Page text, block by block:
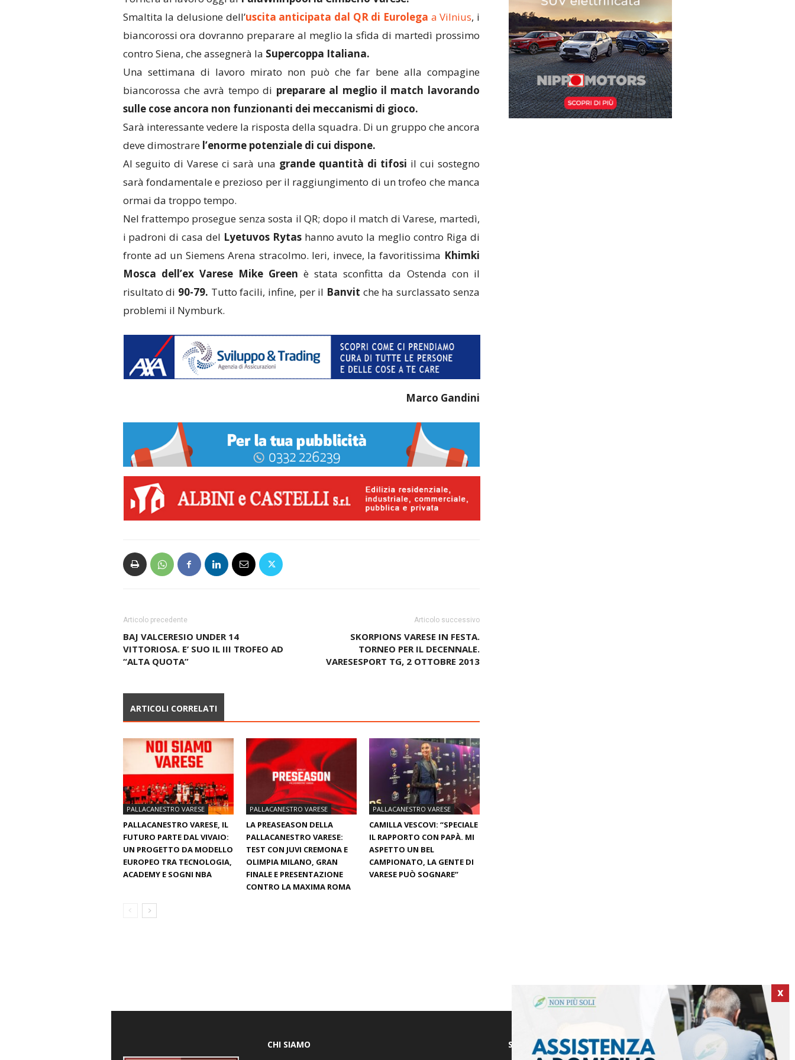
Smaltita la delusione dell’uscita anticipata dal QR di Eurolega a Vilnius, i
biancorossi ora dovranno preparare al meglio la sfida di martedì prossimo
contro Siena, che assegnerà la Supercoppa Italiana.
Una settimana di lavoro mirato non può che far bene alla compagine
biancorossa che avrà tempo di preparare al meglio il match lavorando
sulle cose ancora non funzionanti dei meccanismi di gioco.
Sarà interessante vedere la risposta della squadra. Di un gruppo che ancora
deve dimostrare l’enorme potenziale di cui dispone.
Al seguito di Varese ci sarà una grande quantità di tifosi il cui sostegno
sarà fondamentale e prezioso per il raggiungimento di un trofeo che manca
ormai da troppo tempo.
Nel frattempo prosegue senza sosta il QR; dopo il match di Varese, martedì,
i padroni di casa del Lyetuvos Rytashanno avuto la meglio contro Riga di
fronte ad un Siemens Arena stracolmo. Ieri, invece, la favoritissima Khimki
Mosca dell’ex Varese Mike Green è stata sconfitta da Ostenda con il
risultato di 90-79. Tutto facili, infine, per il Banvit che ha surclassato senza
problemi il Nymburk.
Marco Gandini
Articolo precedente
BAJ VALCERESIO UNDER 14
VITTORIOSA. E’ SUO IL III TROFEO AD
“ALTA QUOTA”
Articolo successivo
SKORPIONS VARESE IN FESTA.
TORNEO PER IL DECENNALE.
VARESESPORT TG, 2 OTTOBRE 2013
ARTICOLI CORRELATI
PALLACANESTRO VARESE
PALLACANESTRO VARESE, IL
FUTURO PARTE DAL VIVAIO:
UN PROGETTO DA MODELLO
EUROPEO TRA TECNOLOGIA,
ACADEMY E SOGNI NBA
PALLACANESTRO VARESE
LA PREASEASON DELLA
PALLACANESTRO VARESE:
TEST CON JUVI CREMONA E
OLIMPIA MILANO, GRAN
FINALE E PRESENTAZIONE
CONTRO LA MAXIMA ROMA
PALLACANESTRO VARESE
CAMILLA VESCOVI: “SPECIALE
IL RAPPORTO CON PAPÀ. MI
ASPETTO UN BEL
CAMPIONATO, LA GENTE DI
VARESE PUÒ SOGNARE”
X
CHI SIAMO SEGUICI